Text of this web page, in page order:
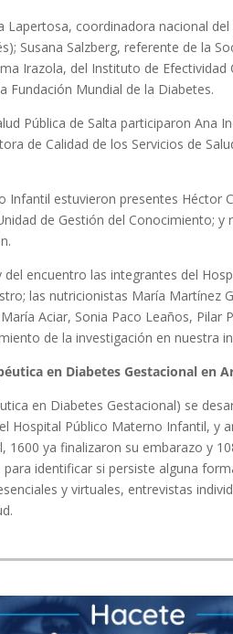
Lapertosa, coordinadora nacional
Susana Salzberg, referente de la
Irazola, del Instituto de Efectividad
Fundación Mundial de la Diabetes.
Pública de Salta participaron Ana
de Calidad de los Servicios de
Infantil estuvieron presentes Héctor
de Gestión del Conocimiento;
encuentro las integrantes del
las nutricionistas María Martínez
Aciar, Sonia Paco Leaños, Pilar
de la investigación en nuestra
en Diabetes Gestacional en
en Diabetes Gestacional) se
Hospital Público Materno Infantil, y
1600 ya finalizaron su embarazo y
identificar si persiste alguna
y virtuales, entrevistas